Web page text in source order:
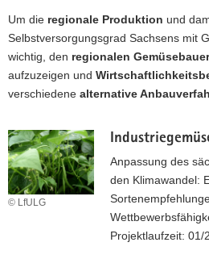
a
v
i
g
a
i
o
n
Um die regionale Produktion und
Selbstversorgungsgrad Sachsens mit
wichtig, den regionalen
aufzuzeigen und
verschiedene alternative
© LfULG
Anpassung des
den Klimawandel:
Projektlaufzeit: 01/